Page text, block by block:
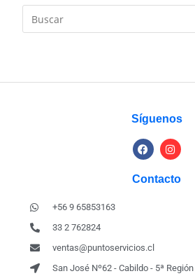
Síguenos
Contacto
+56 9 65853163
33 2 762824
ventas@puntoservicios.cl
San José Nº62 - Cabildo - 5ª